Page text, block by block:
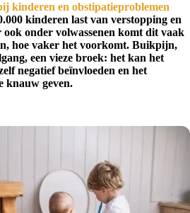
kinderen en obstipatieproblemen
kinderen last van verstopping en
onder volwassenen komt dit vaak
hoe vaker het voorkomt. Buikpijn,
een vieze broek: het kan het
negatief beïnvloeden en het
knauw geven.